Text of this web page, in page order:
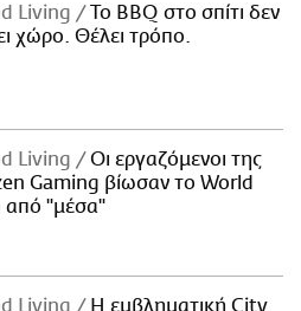
Living
Το BBQ στο σπίτι δεν
χώρο. Θέλει τρόπο.
Living
Οι εργαζόμενοι της
Gaming βίωσαν το World
από "μέσα"
Living
Η εμβληματική City